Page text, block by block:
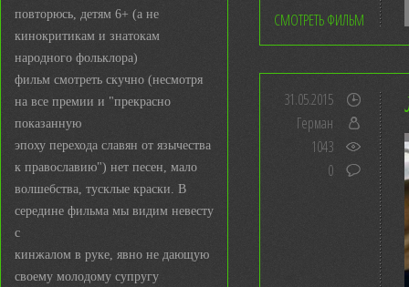
повторюсь, детям 6+ (а не
кинокритикам и знатокам
народного фольклора)
фильм смотреть скучно (несмотря
на все премии и "прекрасно
показанную
эпоху перехода славян от язычества
к православию") нет песен, мало
волшебства, тусклые краски. В
середине фильма мы видим невесту
с
кинжалом в руке, явно не дающую
своему молодому супругу
СМОТРЕТЬ ФИЛЬМ
31.05.2015
Герман
1043
0